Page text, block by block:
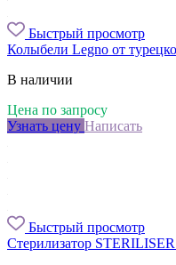
Быстрый просмотр
Колыбели Legno от
В наличии
Цена по запросу
Узнать цену Написать
Быстрый просмотр
Стерилизатор